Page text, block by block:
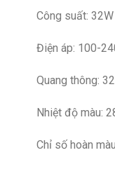
Công suất: 32W
Điện áp: 100-
Quang thông:
Nhiệt độ màu:
Chỉ số hoàn